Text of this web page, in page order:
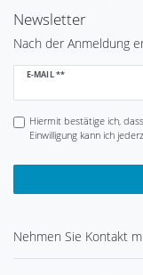
Newsletter
Nach der Anmeldung
E-MAIL **
Newsletter
Hiermit bestätige ich,
Einwilligung kann ich
Nehmen Sie Kontakt